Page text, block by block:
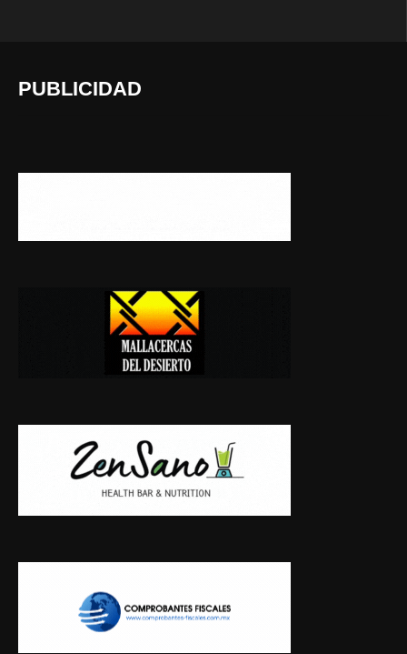
PUBLICIDAD